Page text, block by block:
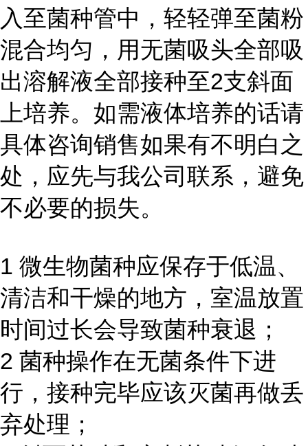
入至菌种管中，轻轻弹至菌粉
混合均匀，用无菌吸头全部吸
出溶解液全部接种至2支斜面
上培养。如需液体培养的话请
具体咨询销售如果有不明白之
处，应先与我公司联系，避免
不必要的损失。
1 微生物菌种应保存于低温、
清洁和干燥的地方，室温放置
时间过长会导致菌种衰退；
2 菌种操作在无菌条件下进
行，接种完毕应该灭菌再做丢
弃处理；